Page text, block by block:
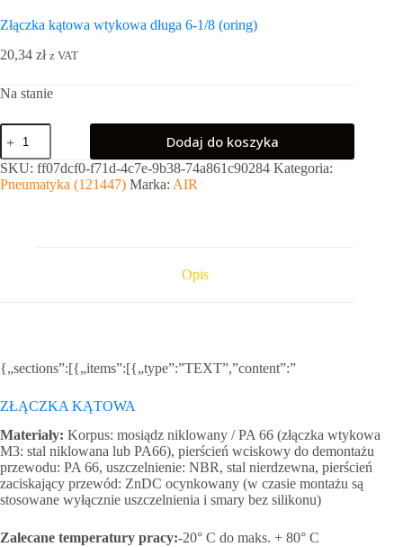
Złączka kątowa wtykowa długa 6-1/8 (oring)
20,34 zł z VAT
Na stanie
ilość
Złączka
kątowa
wtykowa
długa
Dodaj do koszyka
SKU: ff07dcf0-f71d-4c7e-9b38-74a861c90284 Kategoria:
Pneumatyka (121447) Marka: AIR
Opis
{„sections”:[{„items”:[{„type”:”TEXT”,”content”:”
ZŁĄCZKA KĄTOWA
Materiały: Korpus: mosiądz niklowany / PA 66 (złączka wtykowa
M3: stal niklowana lub PA66), pierścień wciskowy do demontażu
przewodu: PA 66, uszczelnienie: NBR, stal nierdzewna, pierścień
zaciskający przewód: ZnDC ocynkowany (w czasie montażu są
stosowane wyłącznie uszczelnienia i smary bez silikonu)
Zalecane temperatury pracy:-20° C do maks. + 80° C